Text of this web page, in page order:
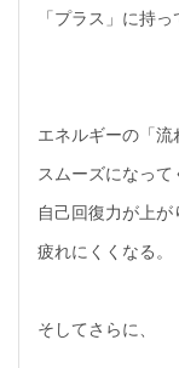
「プラス」に持
エネルギーの「
スムーズになって
自己回復力が上が
疲れにくくなる。
そしてさらに、